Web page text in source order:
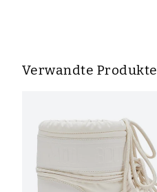
Verwandte Produkte